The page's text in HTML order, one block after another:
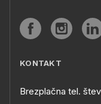
KONTAKT
Brezplačna tel.